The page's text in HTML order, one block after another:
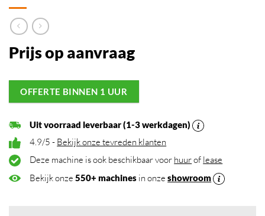
Prijs op aanvraag
OFFERTE BINNEN 1 UUR
Uit voorraad leverbaar (1-3 werkdagen)
4.9/5 - Bekijk onze tevreden klanten
Deze machine is ook beschikbaar voor huurof lease
Bekijk onze550+ machines in onzeshowroom